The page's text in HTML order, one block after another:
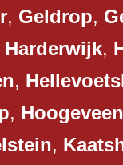
, Geldrop,
Harderwijk,
,
, Hoogeveen
,